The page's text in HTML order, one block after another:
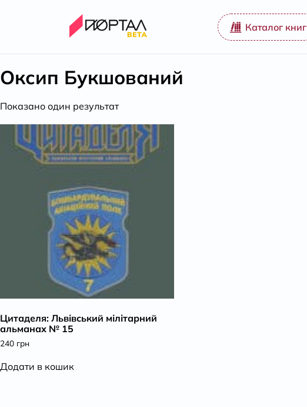
Каталог книг
Оксип Букшований
Показано один результат
Цитаделя: Львівський мілітарний
альманах № 15
240 грн
Додати в кошик